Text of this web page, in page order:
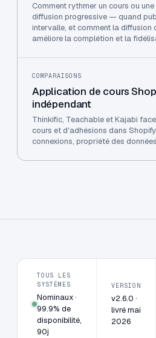
Comment rythmer un cours ou
diffusion progressive — quand
intervalle, et comment la diffusion
améliore la complétion et la
COMPARAISONS
Application de cours
indépendant
Thinkific, Teachable et Kajabi
cours et d'adhésions dans
connexions, propriété des
TOUS LES
SYSTÈMES
Nominaux ·
99.9% de
disponibilité,
90j
VERSION
v2.6.0 ·
livré mai
2026